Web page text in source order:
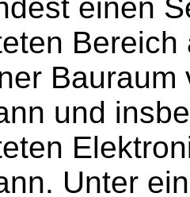
einen
und
Unter